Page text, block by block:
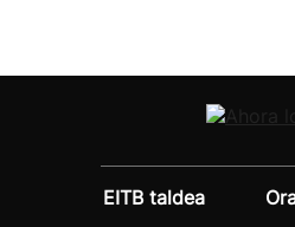
EITB taldea